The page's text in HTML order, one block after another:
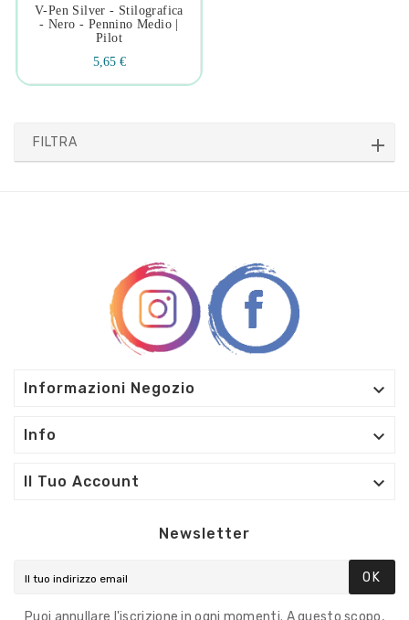
V-Pen Silver - Stilografica
- Nero - Pennino Medio |
Pilot
5,65 €
FILTRA
Informazioni Negozio 
Info 
Il Tuo Account 
Newsletter
OK